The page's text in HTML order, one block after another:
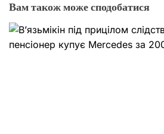
Вам також може сподобатися